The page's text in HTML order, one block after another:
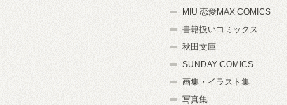
MIU 恋愛MAX COMICS
書籍扱いコミックス
秋田文庫
SUNDAY COMICS
画集・イラスト集
写真集